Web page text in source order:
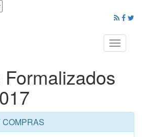
Toggle
COMPRAS